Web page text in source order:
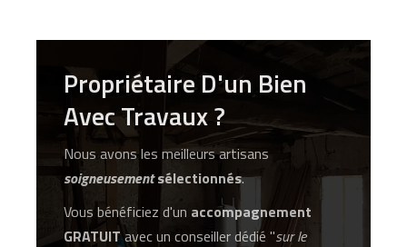
Propriétaire D'un Bien
Avec Travaux ?
Nous avons les meilleurs artisans
soigneusementsélectionnés.
Vous bénéficiez d'un accompagnement
GRATUITavec un conseiller dédié "sur le